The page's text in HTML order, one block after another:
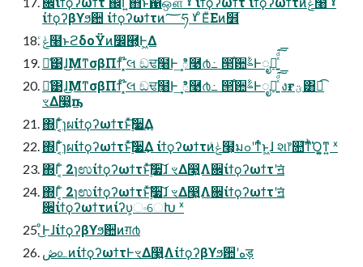
ίϯϙʔβϒϧؔ਺ ίϯϙʔωϯτͷ؅ཧ ˠ ͦΕͧΕͷ໾ׂ
ݟͨ໨ͱϩδοΫͷ෼཭͕Ͱ͖Δ
ྫ͑͹ɺ͜ΜͳσβΠϯ ໊͓લ ඞਢ߲໨Ͱ͢ ి࿩൪߸ ൒֯਺ࣈͰೖྗ͍ͯͩ͘͠͞
ྫ͑͹ɺ͜ΜͳσβΠϯ ໊͓લ ඞਢ߲໨Ͱ͢ ి࿩൪߸ ൒֯਺ࣈͰೖྗ͍ͯͩ͘͠͞ งғؾ͸ಉ͡
ৼΔ෣͍͕ҧ͏
΍Γ͔ͨ̍ɿผίϯϙʔωϯτͱ࣮ͯ͠૷͢Δ
΍Γ͔ͨ̍ɿผίϯϙʔωϯτͱ࣮ͯ͠૷͢Δ ίϯϙʔωϯτͷݟͨ໨͕มߋʹͳͬͨͱ͖ɺ શ෦௚͞ͳͪ͘Ό͍͚ͳ͍ ˣ
΍Γ͔ͨ 2ɿಉίϯϙʔωϯτͱ࣮ͯ͠૷͠ɺ ৼΔ෣͍Λ਌ίϯϙʔωϯτʹॻ͘
΍Γ͔ͨ 2ɿಉίϯϙʔωϯτͱ࣮ͯ͠૷͠ɺ ৼΔ෣͍Λ਌ίϯϙʔωϯτʹॻ͘
਌ίϯϙʔωϯτͷίʔυ͕ංେԽ ˣ
ͦ͜Ͱɺίϯϙʔβϒϧؔ਺ͷग़൪
ڞ௨ͷίϯϙʔωϯτͰৼΔ෣͍Λίϯϙʔβϒϧؔ਺ʹهड़